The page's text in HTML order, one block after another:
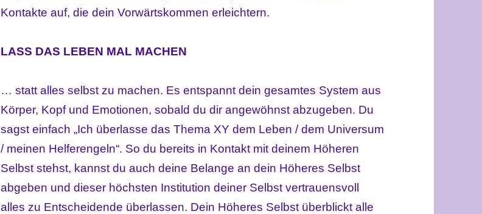
Kontakte auf, die dein Vorwärtskommen erleichtern.
LASS DAS LEBEN MAL MACHEN
… statt alles selbst zu machen. Es entspannt dein gesamtes System aus
Körper, Kopf und Emotionen, sobald du dir angewöhnst abzugeben. Du
sagst einfach „Ich überlasse das Thema XY dem Leben / dem Universum
/ meinen Helferengeln“. So du bereits in Kontakt mit deinem Höheren
Selbst stehst, kannst du auch deine Belange an dein Höheres Selbst
abgeben und dieser höchsten Institution deiner Selbst vertrauensvoll
alles zu Entscheidende überlassen. Dein Höheres Selbst überblickt alle